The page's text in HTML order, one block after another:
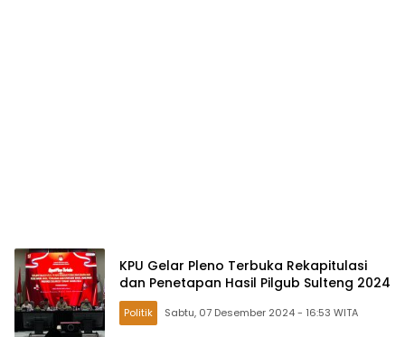
KPU Gelar Pleno Terbuka Rekapitulasi
dan Penetapan Hasil Pilgub Sulteng 2024
Politik Sabtu, 07 Desember 2024 - 16:53 WITA